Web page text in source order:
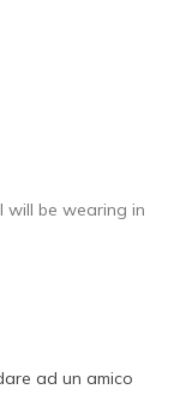
will be wearing in
ad un amico